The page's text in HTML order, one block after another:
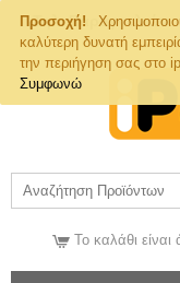
Προσοχή!
καλύτερη δυνατή
την περιήγηση σας στο
Συμφωνώ
Τηλ. Παραγγελιών
Το καλάθι είναι